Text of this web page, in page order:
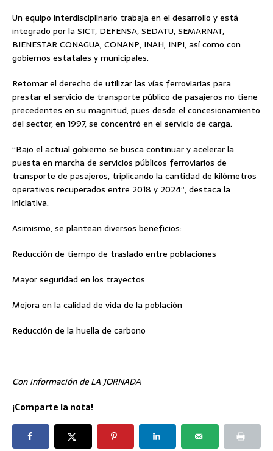
Un equipo interdisciplinario trabaja en el desarrollo y está
integrado por la SICT, DEFENSA, SEDATU, SEMARNAT,
BIENESTAR CONAGUA, CONANP, INAH, INPI, así como con
gobiernos estatales y municipales.
Retomar el derecho de utilizar las vías ferroviarias para
prestar el servicio de transporte público de pasajeros no tiene
precedentes en su magnitud, pues desde el concesionamiento
del sector, en 1997, se concentró en el servicio de carga.
“Bajo el actual gobierno se busca continuar y acelerar la
puesta en marcha de servicios públicos ferroviarios de
transporte de pasajeros, triplicando la cantidad de kilómetros
operativos recuperados entre 2018 y 2024”, destaca la
iniciativa.
Asimismo, se plantean diversos beneficios:
Reducción de tiempo de traslado entre poblaciones
Mayor seguridad en los trayectos
Mejora en la calidad de vida de la población
Reducción de la huella de carbono
Con información de LA JORNADA
¡Comparte la nota!